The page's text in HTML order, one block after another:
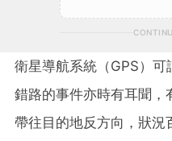
衛星導航系統（GPS）
錯路的事件亦時有耳聞，
帶往目的地反方向，狀況